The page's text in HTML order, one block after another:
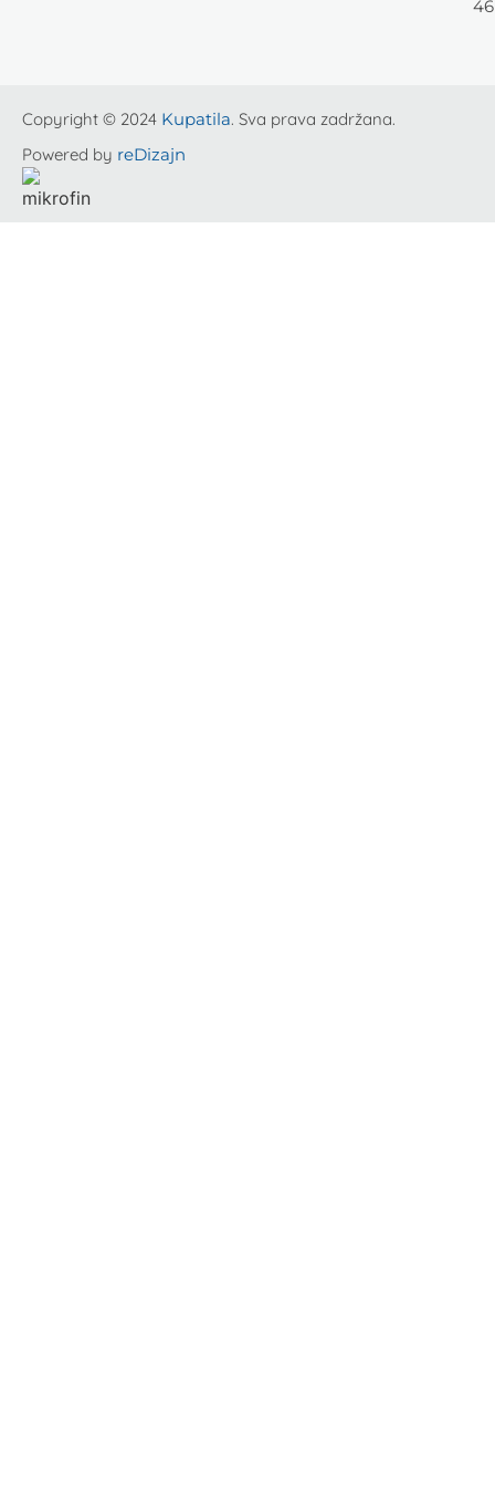
46
Copyright © 2024 Kupatila. Sva prava zadržana.
Powered by reDizajn